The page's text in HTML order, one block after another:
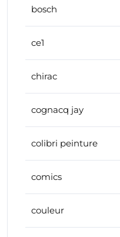
bosch
ce1
chirac
cognacq jay
colibri peinture
comics
couleur